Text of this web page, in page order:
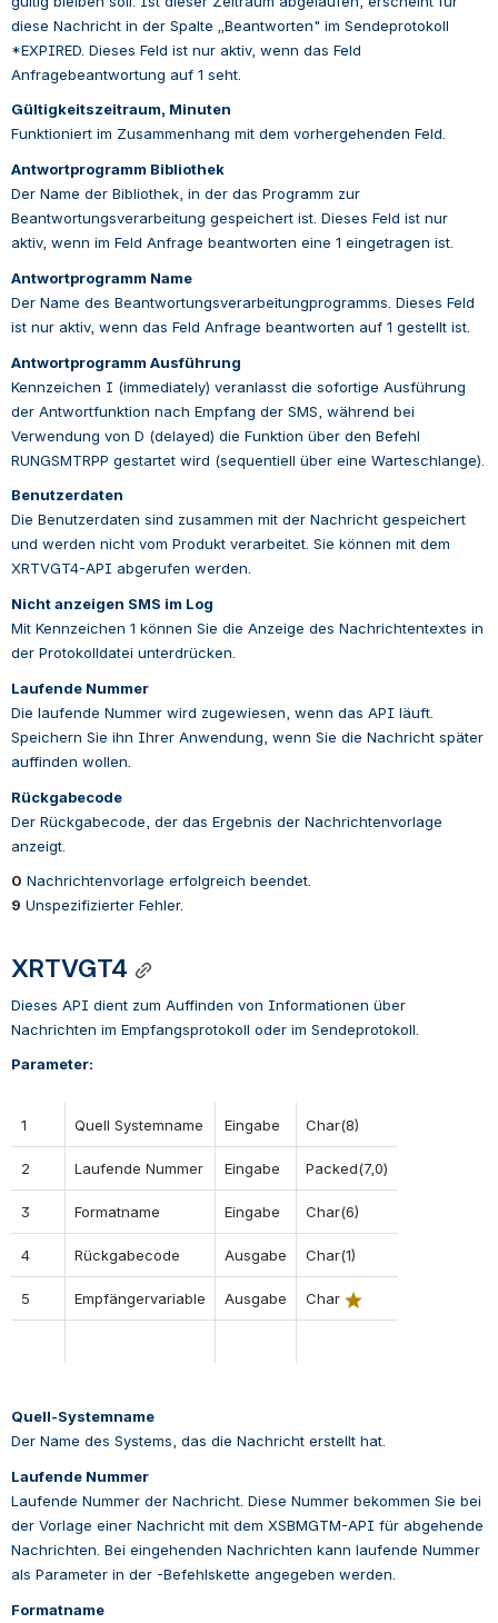
diese Nachricht in der Spalte „Beantworten" im Sendeprotokoll
*EXPIRED. Dieses Feld ist nur aktiv, wenn das Feld
Anfragebeantwortung auf 1 seht.
Gültigkeitszeitraum, Minuten
Funktioniert im Zusammenhang mit dem vorhergehenden Feld.
Antwortprogramm Bibliothek
Der Name der Bibliothek, in der das Programm zur
Beantwortungsverarbeitung gespeichert ist. Dieses Feld ist nur
aktiv, wenn im Feld Anfrage beantworten eine 1 eingetragen ist.
Antwortprogramm Name
Der Name des Beantwortungsverarbeitungprogramms. Dieses Feld
ist nur aktiv, wenn das Feld Anfrage beantworten auf 1 gestellt ist.
Antwortprogramm Ausführung
Kennzeichen I (immediately) veranlasst die sofortige Ausführung
der Antwortfunktion nach Empfang der SMS, während bei
Verwendung von D (delayed) die Funktion über den Befehl
RUNGSMTRPP gestartet wird (sequentiell über eine Warteschlange).
Benutzerdaten
Die Benutzerdaten sind zusammen mit der Nachricht gespeichert
und werden nicht vom Produkt verarbeitet. Sie können mit dem
XRTVGT4-API abgerufen werden.
Nicht anzeigen SMS im Log
Mit Kennzeichen 1 können Sie die Anzeige des Nachrichtentextes in
der Protokolldatei unterdrücken.
Laufende Nummer
Die laufende Nummer wird zugewiesen, wenn das API läuft.
Speichern Sie ihn Ihrer Anwendung, wenn Sie die Nachricht später
auffinden wollen.
Rückgabecode
Der Rückgabecode, der das Ergebnis der Nachrichtenvorlage
anzeigt.
0 Nachrichtenvorlage erfolgreich beendet.
9 Unspezifizierter Fehler.
XRTVGT4
Dieses API dient zum Auffinden von Informationen über
Nachrichten im Empfangsprotokoll oder im Sendeprotokoll.
Parameter:
1 Quell Systemname Eingabe Char(8)
2 Laufende Nummer Eingabe Packed(7,0)
3 Formatname Eingabe Char(6)
4 Rückgabecode Ausgabe Char(1)
5 Empfängervariable Ausgabe Char
Quell-Systemname
Der Name des Systems, das die Nachricht erstellt hat.
Laufende Nummer
Laufende Nummer der Nachricht. Diese Nummer bekommen Sie bei
der Vorlage einer Nachricht mit dem XSBMGTM-API für abgehende
Nachrichten. Bei eingehenden Nachrichten kann laufende Nummer
als Parameter in der -Befehlskette angegeben werden.
Formatname